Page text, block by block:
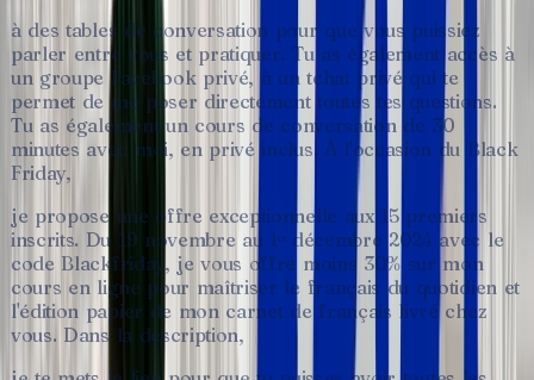
à des tables de conversation pour que vous puissiez
parler entre vous et pratiquer. Tu as également accès à
un groupe Facebook privé, à un tchat privé qui te
permet de me poser directement toutes tes questions.
Tu as également un cours de conversation de 30
minutes avec moi, en privé inclus. À l'occasion du Black
Friday,
je propose une offre exceptionnelle aux 15 premiers
inscrits. Du 19 novembre au 1ᵉʳ décembre 2024 avec le
code Blackfriday, je vous offre moins 30% sur mon
cours en ligne pour maîtriser le français du quotidien et
l'édition papier de mon carnet de français livré chez
vous. Dans la description,